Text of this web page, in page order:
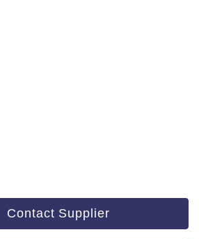
Contact Supplier